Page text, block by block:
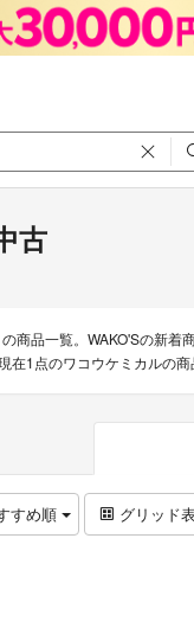
古
商品一覧。WAKO'Sの新
1点のワコウケミカルの商
すめ順 グリッド